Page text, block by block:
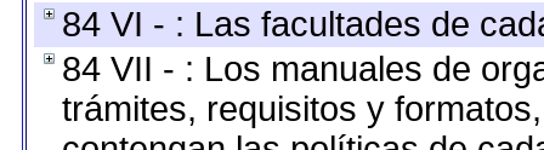
84 VI - : Las facultades de
84 VII - : Los manuales de
trámites, requisitos y